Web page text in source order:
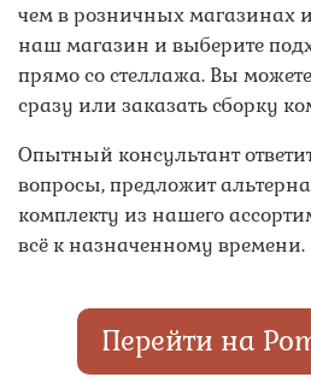
чем в розничных магазинах
наш магазин и выберите
прямо со стеллажа. Вы
сразу или заказать сборку
Опытный консультант
вопросы, предложит
комплекту из нашего
всё к назначенному времени.
Перейти на